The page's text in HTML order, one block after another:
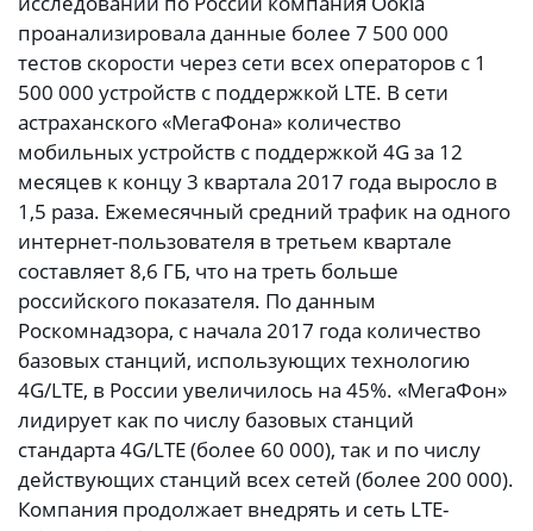
проанализировала данные более 7 500 000
тестов скорости через сети всех операторов с 1
500 000 устройств с поддержкой LTE. В сети
астраханского «МегаФона» количество
мобильных устройств с поддержкой 4G за 12
месяцев к концу 3 квартала 2017 года выросло в
1,5 раза. Ежемесячный средний трафик на одного
интернет-пользователя в третьем квартале
составляет 8,6 ГБ, что на треть больше
российского показателя. По данным
Роскомнадзора, с начала 2017 года количество
базовых станций, использующих технологию
4G/LTE, в России увеличилось на 45%. «МегаФон»
лидирует как по числу базовых станций
стандарта 4G/LTE (более 60 000), так и по числу
действующих станций всех сетей (более 200 000).
Компания продолжает внедрять и сеть LTE-